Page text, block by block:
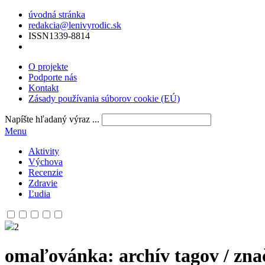
úvodná stránka
redakcia@lenivyrodic.sk
ISSN1339-8814
O projekte
Podporte nás
Kontakt
Zásady používania súborov cookie (EÚ)
Napíšte hľadaný výraz ...
Menu
Aktivity
Výchova
Recenzie
Zdravie
Ľudia
2
omaľovánka: archív tagov /